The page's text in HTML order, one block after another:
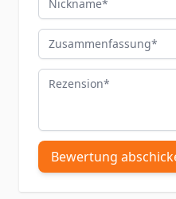
Zusammenfassung
Rezension
Bewertung